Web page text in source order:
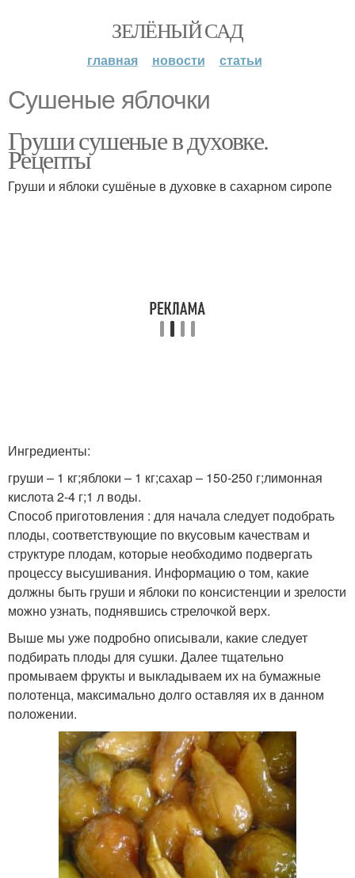
ЗЕЛЁНЫЙ САД
главная новости статьи
Cушеные яблочки
Груши сушеные в духовке.
Рецепты
Груши и яблоки сушёные в духовке в сахарном сиропе
Ингредиенты:
груши – 1 кг;яблоки – 1 кг;сахар – 150-250 г;лимонная
кислота 2-4 г;1 л воды.
Способ приготовления : для начала следует подобрать
плоды, соответствующие по вкусовым качествам и
структуре плодам, которые необходимо подвергать
процессу высушивания. Информацию о том, какие
должны быть груши и яблоки по консистенции и зрелости
можно узнать, поднявшись стрелочкой верх.
Выше мы уже подробно описывали, какие следует
подбирать плоды для сушки. Далее тщательно
промываем фрукты и выкладываем их на бумажные
полотенца, максимально долго оставляя их в данном
положении.